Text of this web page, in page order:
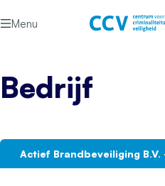
Menu
Bedrijf
Actief Brandbeveiliging B.V.